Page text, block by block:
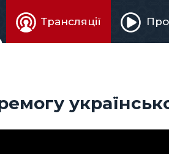
Живе
телебачення
Трансляції